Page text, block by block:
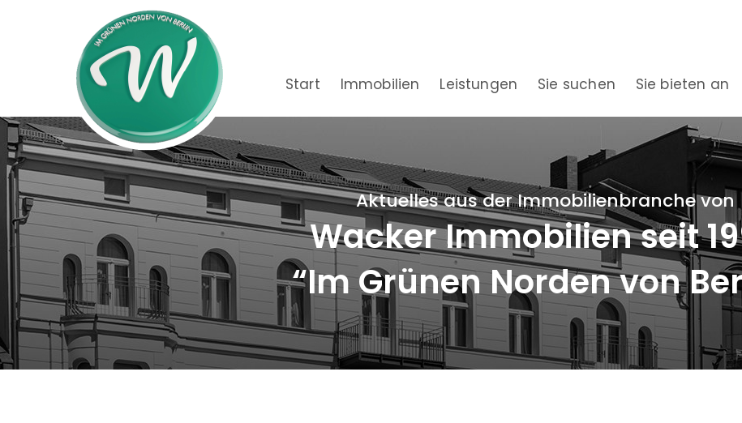
Start Immobilien Leistungen Sie suchen Sie bieten an
Aktuelles aus der Immobilienbranche von
Wacker Immobilien seit
“Im Grünen Norden von